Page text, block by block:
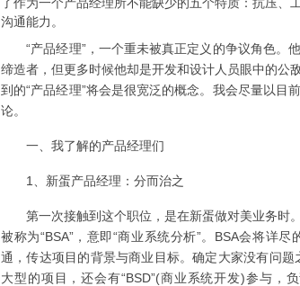
沟通能力。
“产品经理”，一个重未被真正定义的争议角色。
缔造者，但更多时候他却是开发和设计人员眼中的公
到的“产品经理”将会是很宽泛的概念。我会尽量以
论。
一、我了解的产品经理们
1、新蛋产品经理：分而治之
第一次接触到这个职位，是在新蛋做对美业务时
被称为“BSA”，意即“商业系统分析”。BSA会将详
通，传达项目的背景与商业目标。确定大家没有问
大型的项目，还会有“BSD”(商业系统开发)参与，